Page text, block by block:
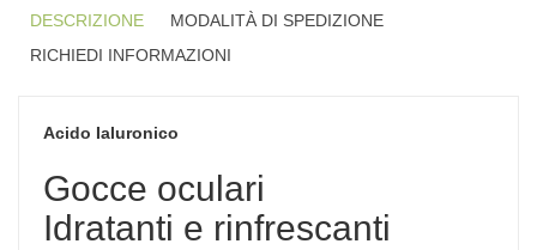
DESCRIZIONE
MODALITÀ DI SPEDIZIONE
RICHIEDI INFORMAZIONI
Acido Ialuronico
Gocce oculari
Idratanti e rinfrescanti